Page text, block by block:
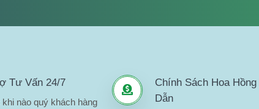
Tư Vấn 24/7
khi nào quý khách hàng
Chính Sách Hoa Hồng
Dẫn